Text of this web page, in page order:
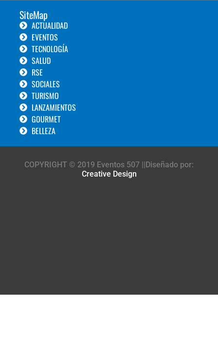
SiteMap
ACTUALIDAD
EVENTOS
TECNOLOGÍA
SALUD
RSE
SOCIALES
TURISMO
LANZAMIENTOS
GOURMET
BELLEZA
COPYRIGHT © 2019 Eventos 507 ||Diseñado por:
Creative Design